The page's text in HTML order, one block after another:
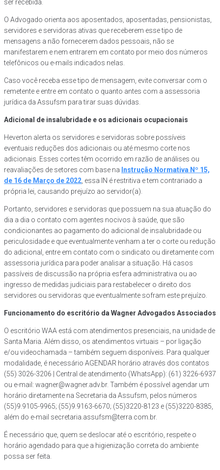
ser recebida.
O Advogado orienta aos aposentados, aposentadas, pensionistas,
servidores e servidoras ativas que receberem esse tipo de
mensagens a não fornecerem dados pessoais, não se
manifestarem e nem entrarem em contato por meio dos números
telefônicos ou e-mails indicados nelas.
Caso você receba esse tipo de mensagem, evite conversar com o
remetente e entre em contato o quanto antes com a assessoria
jurídica da Assufsm para tirar suas dúvidas.
Adicional de insalubridade e os adicionais ocupacionais
Heverton alerta os servidores e servidoras sobre possíveis
eventuais reduções dos adicionais ou até mesmo corte nos
adicionais. Esses cortes têm ocorrido em razão de análises ou
reavaliações de setores com base na Instrução Normativa Nº 15,
de 16 de Março de 2022 , essa IN é restritiva e tem contrariado a
própria lei, causando prejuízo ao servidor(a).
Portanto, servidores e servidoras que possuem na sua atuação do
dia a dia o contato com agentes nocivos à saúde, que são
condicionantes ao pagamento do adicional de insalubridade ou
periculosidade e que eventualmente venham a ter o corte ou redução
do adicional, entre em contato com o sindicato ou diretamente com
assessoria jurídica para poder analisar a situação. Há casos
passíveis de discussão na própria esfera administrativa ou ao
ingresso de medidas judiciais para restabelecer o direito dos
servidores ou servidoras que eventualmente sofram este prejuízo.
Funcionamento do escritório da Wagner Advogados Associados
O escritório WAA está com atendimentos presenciais, na unidade de
Santa Maria. Além disso, os atendimentos virtuais – por ligação
e/ou videochamada – também seguem disponíveis. Para qualquer
modalidade, é necessário AGENDAR horário através dos contatos
(55) 3026-3206 | Central de atendimento (WhatsApp): (61) 3226-6937
ou e-mail: wagner@wagner.adv.br. Também é possível agendar um
horário diretamente na Secretaria da Assufsm, pelos números
(55)9.9105-9965; (55)9.9163-6670; (55)3220-8123 e (55)3220-8385,
além do e-mail secretaria.assufsm@terra.com.br.
É necessário que, quem se deslocar até o escritório, respeite o
horário agendado para que a higienização correta do ambiente
possa ser feita.